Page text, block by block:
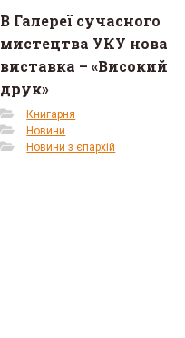
В Галереї сучасного
мистецтва УКУ нова
виставка – «Високий
друк»
Книгарня
Новини
Новини з єпархій